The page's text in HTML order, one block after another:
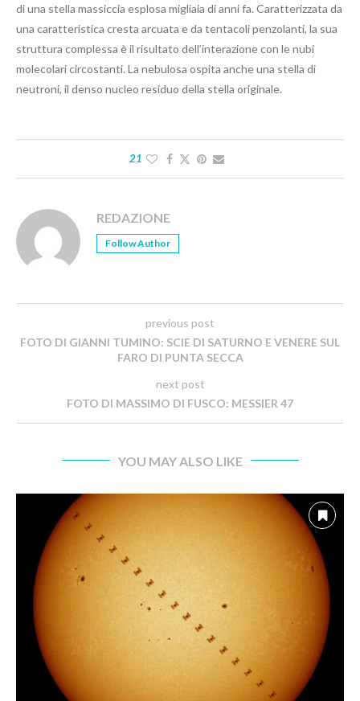
di una stella massiccia esplosa migliaia di anni fa. Caratterizzata da
una caratteristica cresta arcuata e da tentacoli penzolanti, la sua
struttura complessa è il risultato dell’interazione con le nubi
molecolari circostanti. La nebulosa ospita anche una stella di
neutroni, il denso nucleo residuo della stella originale.
21
REDAZIONE
Follow Author
previous post
FOTO DI GIANNI TUMINO: SCIE DI SATURNO E VENERE SUL
FARO DI PUNTA SECCA
next post
FOTO DI MASSIMO DI FUSCO: MESSIER 47
YOU MAY ALSO LIKE